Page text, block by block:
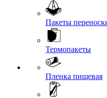
Пакеты
Термопакеты
Пленка пищевая